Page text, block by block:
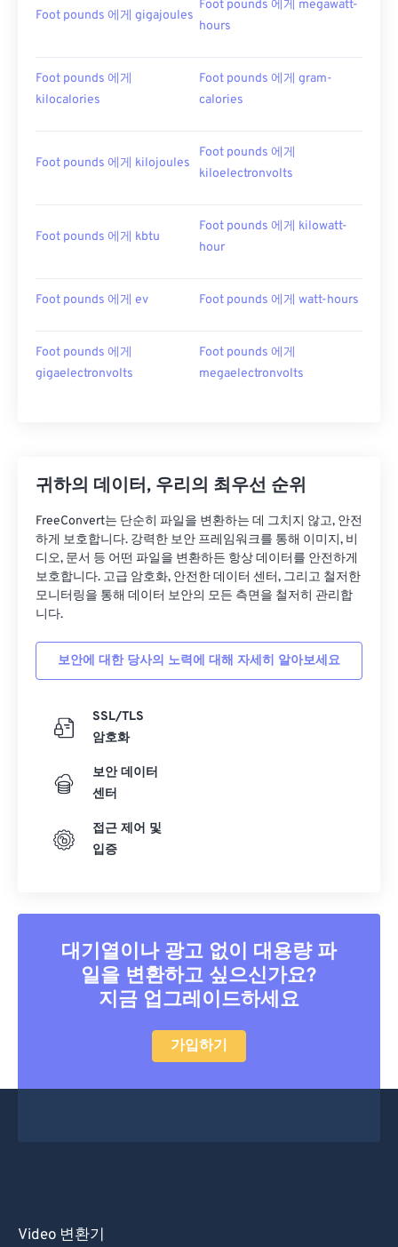
Foot pounds 에게 gigajoules
Foot pounds 에게 megawatt-
hours
Foot pounds 에게
kilocalories
Foot pounds 에게 gram-
calories
Foot pounds 에게 kilojoules
Foot pounds 에게
kiloelectronvolts
Foot pounds 에게 kbtu
Foot pounds 에게 kilowatt-
hour
Foot pounds 에게 ev Foot pounds 에게 watt-hours
Foot pounds 에게
gigaelectronvolts
Foot pounds 에게
megaelectronvolts
귀하의 데이터, 우리의 최우선 순위
FreeConvert는 단순히 파일을 변환하는 데 그치지 않고, 안전
하게 보호합니다. 강력한 보안 프레임워크를 통해 이미지, 비
디오, 문서 등 어떤 파일을 변환하든 항상 데이터를 안전하게
보호합니다. 고급 암호화, 안전한 데이터 센터, 그리고 철저한
모니터링을 통해 데이터 보안의 모든 측면을 철저히 관리합
니다.
보안에 대한 당사의 노력에 대해 자세히 알아보세요
SSL/TLS
암호화
보안 데이터
센터
접근 제어 및
입증
대기열이나 광고 없이 대용량 파
일을 변환하고 싶으신가요?
지금 업그레이드하세요
가입하기
Video 변환기